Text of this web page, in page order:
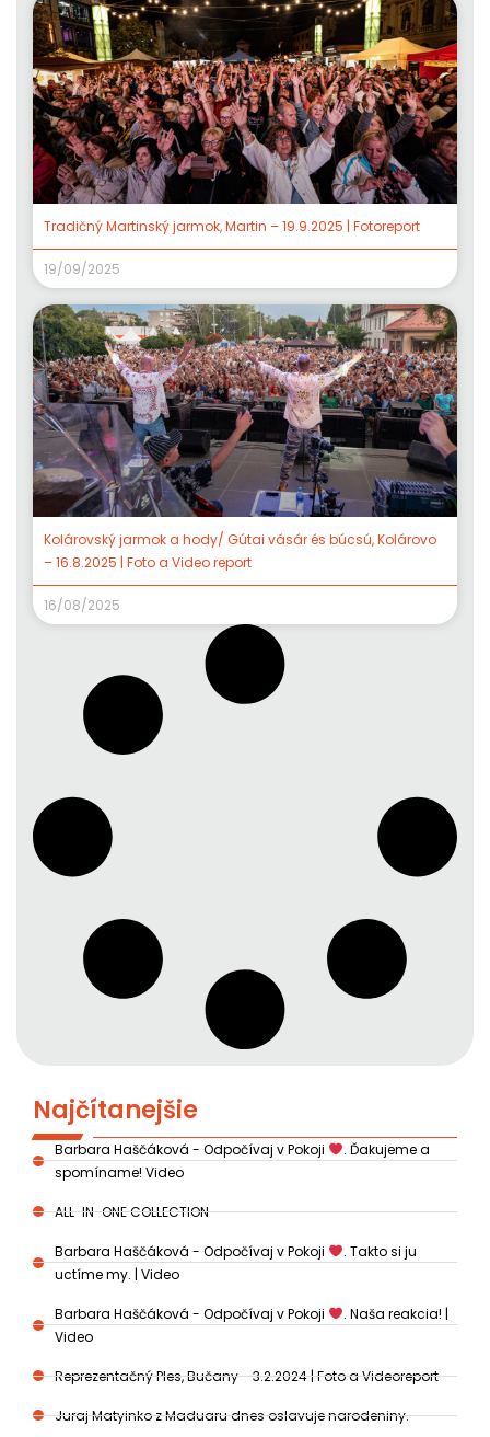
Tradičný Martinský jarmok, Martin – 19.9.2025 | Fotoreport
19/09/2025
Kolárovský jarmok a hody/ Gútai vásár és búcsú, Kolárovo
– 16.8.2025 | Foto a Video report
16/08/2025
Najčítanejšie
Barbara Haščáková - Odpočívaj v Pokoji
. Ďakujeme a
spomíname! Video
ALL-IN-ONE COLLECTION
Barbara Haščáková - Odpočívaj v Pokoji
. Takto si ju
uctíme my. | Video
Barbara Haščáková - Odpočívaj v Pokoji
. Naša reakcia! |
Video
Reprezentačný Ples, Bučany - 3.2.2024 | Foto a Videoreport
Juraj Matyinko z Maduaru dnes oslavuje narodeniny.